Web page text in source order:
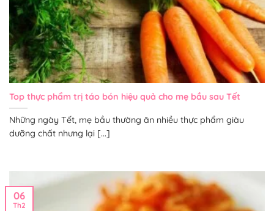
Top thực phẩm trị táo bón hiệu quả cho mẹ bầu sau Tết
Những ngày Tết, mẹ bầu thường ăn nhiều thực phẩm giàu
dưỡng chất nhưng lại [...]
06
Th2